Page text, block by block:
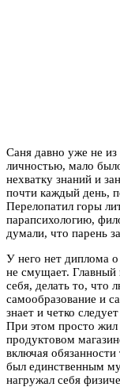
Саня давно уже не из
личностью, мало
нехватку знаний и
почти каждый день,
Перелопатил горы
парапсихологию,
думали, что парень
У него нет диплома
не смущает.
себя, делать то, что
самообразование и
знает и четко
При этом просто жил
продуктовом
включая обязанности
был единственным
нагружал себя